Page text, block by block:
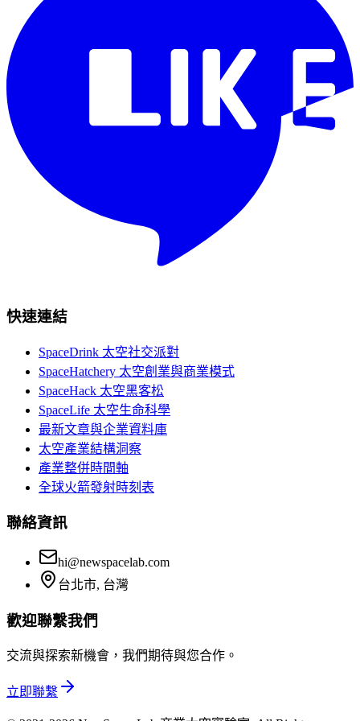
快速連結
SpaceDrink 太空社交派對
SpaceHatchery 太空創業與商業模式
SpaceHack 太空黑客松
SpaceLife 太空生命科學
最新文章與企業資料庫
太空產業結構洞察
產業整併時間軸
全球火箭發射時刻表
聯絡資訊
hi@newspacelab.com
台北市, 台灣
歡迎聯繫我們
交流與探索新機會，我們期待與您合作。
立即聯繫